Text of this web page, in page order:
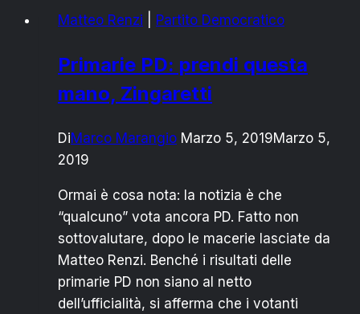
LA
CIVILE?
Matteo Renzi Partito Democratico
Primarie PD: prendi questa
mano, Zingaretti
DiMarco Marangio Marzo 5, 2019Marzo 5,
2019
Ormai è cosa nota: la notizia è che
“qualcuno” vota ancora PD. Fatto non
sottovalutare, dopo le macerie lasciate da
Matteo Renzi. Benché i risultati delle
primarie PD non siano al netto
dell’ufficialità, si afferma che i votanti